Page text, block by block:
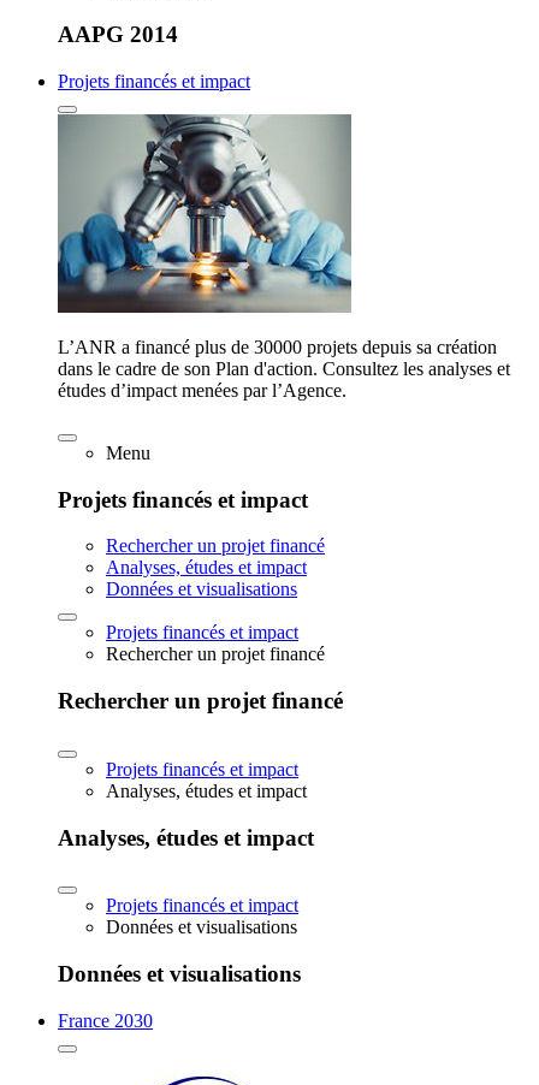
AAPG 2014
Projets financés et impact
L’ANR a financé plus de 30000 projets depuis sa création
dans le cadre de son Plan d'action. Consultez les analyses et
études d’impact menées par l’Agence.
Menu
Projets financés et impact
Rechercher un projet financé
Analyses, études et impact
Données et visualisations
Projets financés et impact
Rechercher un projet financé
Rechercher un projet financé
Projets financés et impact
Analyses, études et impact
Analyses, études et impact
Projets financés et impact
Données et visualisations
Données et visualisations
France 2030